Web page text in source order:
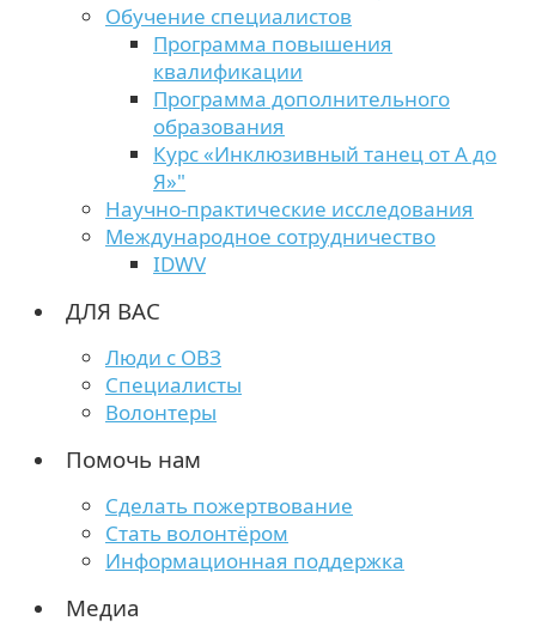
Обучение специалистов
Программа повышения
квалификации
Программа дополнительного
образования
Курс «Инклюзивный танец от А до
Я»"
Научно-практические исследования
Международное сотрудничество
IDWV
ДЛЯ ВАС
Люди с ОВЗ
Специалисты
Волонтеры
Помочь нам
Сделать пожертвование
Стать волонтёром
Информационная поддержка
Медиа